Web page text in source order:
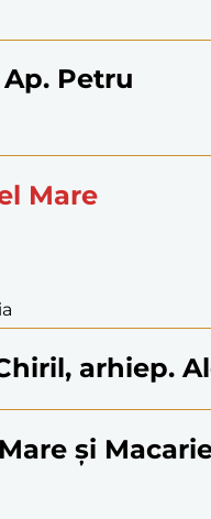
Petru
Mare
arhiep.
și